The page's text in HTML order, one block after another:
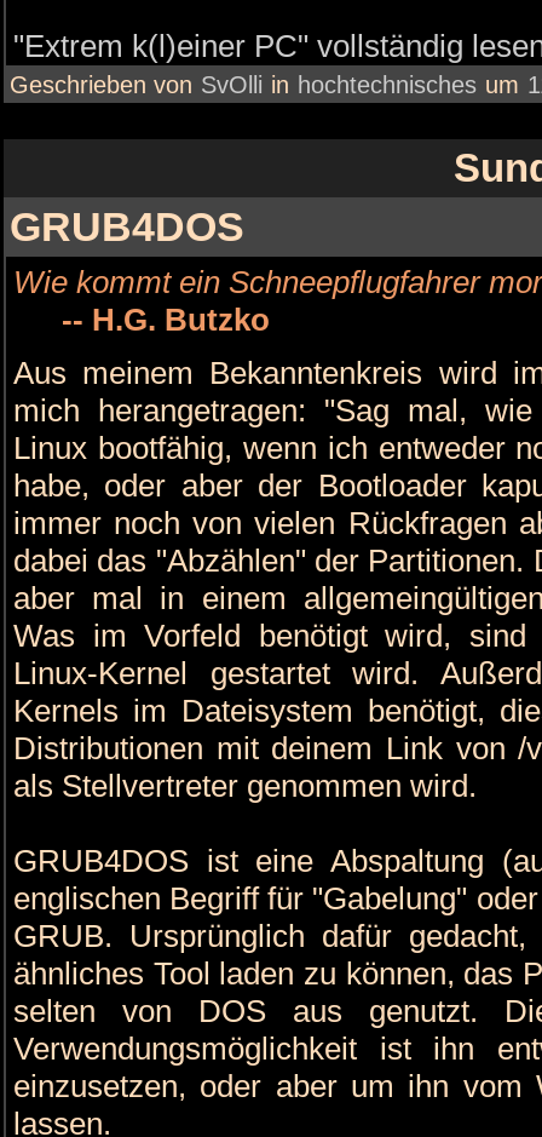
"Extrem k(l)einer PC" vollständig
Geschrieben von SvOlli in hochtechnisches um
GRUB4DOS
Wie kommt ein Schneepflugfahrer
-- H.G. Butzko
Aus meinem Bekanntenkreis wird
mich herangetragen: "Sag mal,
Linux bootfähig, wenn ich entweder
habe, oder aber der Bootloader
immer noch von vielen Rückfragen
dabei das "Abzählen" der
aber mal in einem
Was im Vorfeld benötigt wird,
Linux-Kernel gestartet wird.
Kernels im Dateisystem benötigt,
Distributionen mit deinem Link von
als Stellvertreter genommen wird.
GRUB4DOS ist eine Abspaltung
englischen Begriff für "Gabelung"
GRUB. Ursprünglich dafür
ähnliches Tool laden zu können, das
selten von DOS aus genutzt.
Verwendungsmöglichkeit ist ihn
einzusetzen, oder aber um ihn vom
lassen.